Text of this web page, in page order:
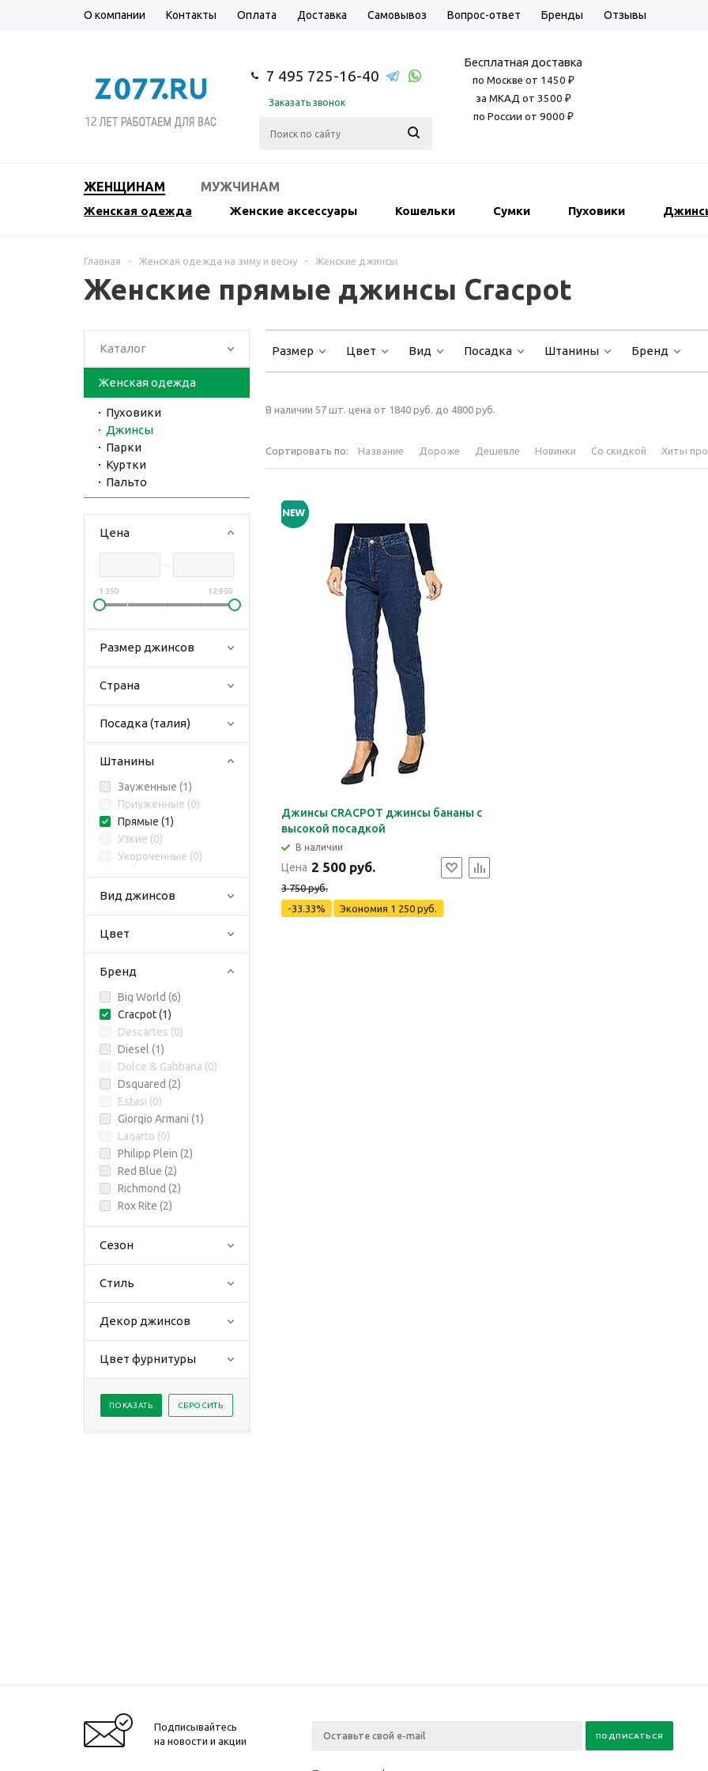
О компании Контакты Оплата Доставка Самовывоз Вопрос-ответ Бренды Отзывы
7 495 725-16-40
Заказать звонок
Бесплатная доставка
по Москве от 1450 ₽
за МКАД от 3500 ₽
по России от 9000 ₽
ЖЕНЩИНАМ МУЖЧИНАМ
Женская одежда Женские аксессуары Кошельки Сумки Пуховики
Главная - Женская одежда на зиму и весну - Женские джинсы
Женские прямые джинсы Cracpot
Каталог
Женская одежда
Пуховики
Джинсы
Парки
Куртки
Пальто
Цена
1 350 12 950
Размер джинсов
Страна
Посадка (талия)
Штанины
Зауженные (1)
Приуженные (0)
Прямые (1)
Узкие (0)
Укороченные (0)
Вид джинсов
Цвет
Бренд
Big World (6)
Cracpot (1)
Descartes (0)
Diesel (1)
Dolce & Gabbana (0)
Dsquared (2)
Estasi (0)
Giorgio Armani (1)
Lagarto (0)
Philipp Plein (2)
Red Blue (2)
Richmond (2)
Rox Rite (2)
Сезон
Стиль
Декор джинсов
Цвет фурнитуры
Размер Цвет Вид Посадка Штанины Бренд
В наличии 57 шт. цена от 1840 руб. до 4800 руб.
Сортировать по: Название Дороже Дешевле Новинки Со скидкой Хиты
Джинсы CRACPOT джинсы бананы с
высокой посадкой
В наличии
Цена 2 500 руб.
3 750 руб.
-33.33%
Экономия 1 250 руб.
Подписывайтесь
на новости и акции